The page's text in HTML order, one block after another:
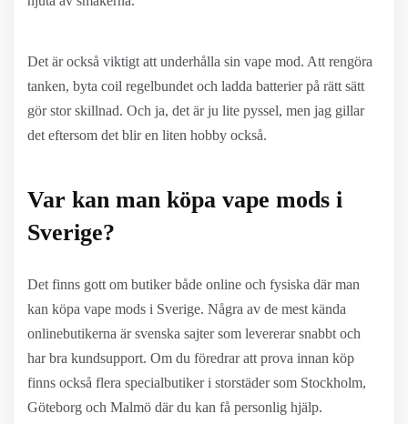
Det är också viktigt att underhålla sin vape mod. Att rengöra
tanken, byta coil regelbundet och ladda batterier på rätt sätt
gör stor skillnad. Och ja, det är ju lite pyssel, men jag gillar
det eftersom det blir en liten hobby också.
Var kan man köpa vape mods i
Sverige?
Det finns gott om butiker både online och fysiska där man
kan köpa vape mods i Sverige. Några av de mest kända
onlinebutikerna är svenska sajter som levererar snabbt och
har bra kundsupport. Om du föredrar att prova innan köp
finns också flera specialbutiker i storstäder som Stockholm,
Göteborg och Malmö där du kan få personlig hjälp.